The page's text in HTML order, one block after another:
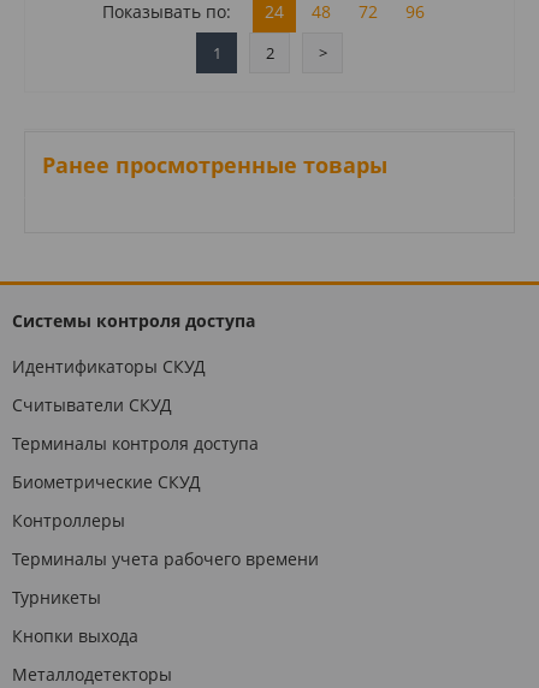
Показывать по: 24 48 72 96
1 2 >
Ранее просмотренные товары
Системы контроля доступа
Идентификаторы СКУД
Считыватели СКУД
Терминалы контроля доступа
Биометрические СКУД
Контроллеры
Терминалы учета рабочего времени
Турникеты
Кнопки выхода
Металлодетекторы